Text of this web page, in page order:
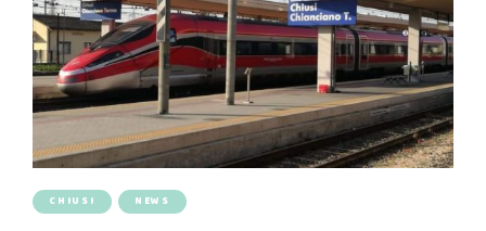
CHIUSI NEWS